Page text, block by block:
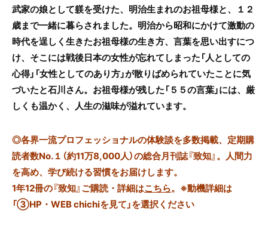
武家の娘として躾を受けた、 明治生まれのお祖母様と、１２
歳まで一緒に暮らされました。明治から昭和にかけて激動の
時代を逞しく生きたお祖母様の生き方、言葉を思い出すにつ
け、そこには戦後日本の女性が忘れてしまった「人としての
心得」「女性としてのあり方」が散りばめられていたことに気
づいたと石川さん。お祖母様が残した「５５の言葉」には、厳
しくも温かく、人生の滋味が溢れています。
◎各界一流プロフェッショナルの体験談を多数掲載、定期購
読者数No.１（約11万8,000人）の総合月刊誌『致知』。人間力
を高め、学び続ける習慣をお届けします。
1年12冊の『致知』ご購読・詳細はこちら。 ※動機詳細は
「③HP・WEB chichiを見て」を選択ください